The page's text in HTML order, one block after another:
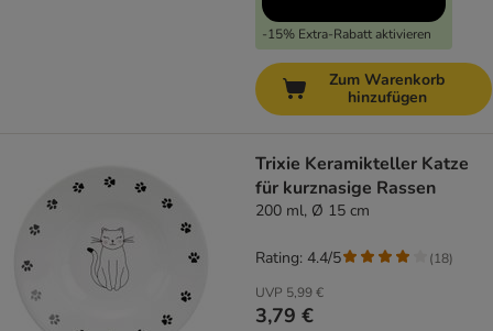
-15% Extra-Rabatt aktivieren
Zum Warenkorb
hinzufügen
Trixie Keramikteller Katze
für kurznasige Rassen
200 ml, Ø 15 cm
UVP 5,99 €
3,79 €
Rating: 4.4/5 (18)